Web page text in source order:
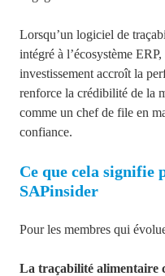
Lorsqu’un logiciel de
intégré à l’écosystème
investissement accroît la
renforce la crédibilité de la
comme un chef de file en
confiance.
Ce que cela signifie
SAPinsider
Pour les membres qui
La traçabilité alimentaire